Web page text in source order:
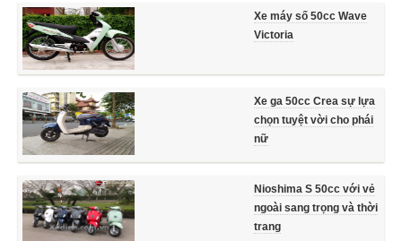
Xe máy số 50cc Wave
Victoria
Xe ga 50cc Crea sự lựa
chọn tuyệt vời cho phái
nữ
Nioshima S 50cc với vẻ
ngoài sang trọng và thời
trang